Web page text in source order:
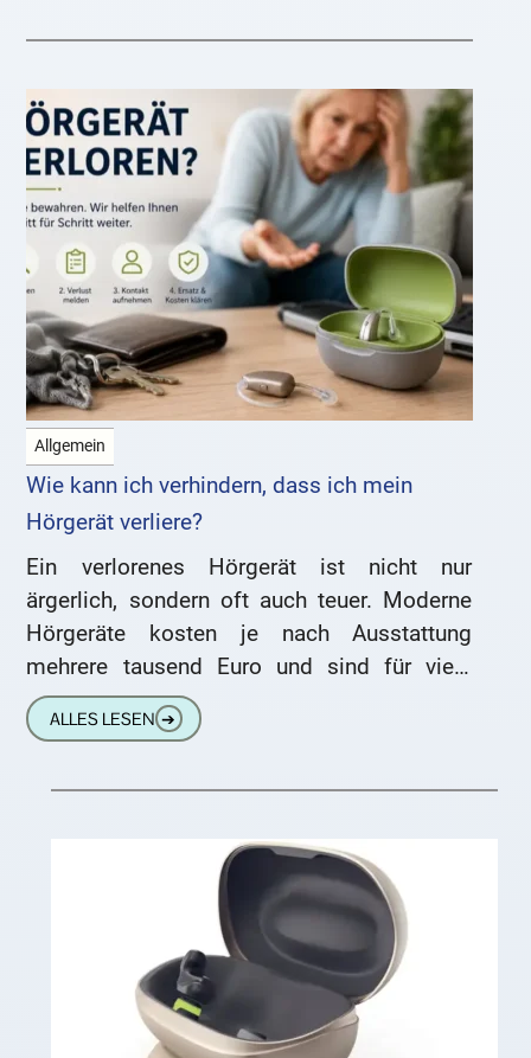
Allgemein
Wie kann ich verhindern, dass ich mein
Hörgerät verliere?
Ein verlorenes Hörgerät ist nicht nur
ärgerlich, sondern oft auch teuer. Moderne
Hörgeräte kosten je nach Ausstattung
mehrere tausend Euro und sind für viele
Menschen unverzichtbar. Umso wichtiger ist
es,
ALLES LESEN ➔